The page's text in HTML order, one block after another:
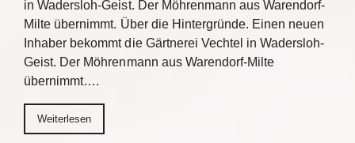
in Wadersloh-Geist. Der Möhrenmann aus Warendorf-
Milte übernimmt. Über die Hintergründe. Einen neuen
Inhaber bekommt die Gärtnerei Vechtel in Wadersloh-
Geist. Der Möhrenmann aus Warendorf-Milte
übernimmt….
Weiterlesen